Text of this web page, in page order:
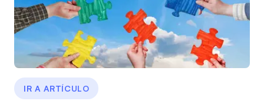
IR A ARTÍCULO